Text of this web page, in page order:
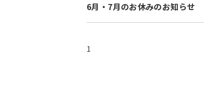
6月・7月のお休みのお知らせ
1